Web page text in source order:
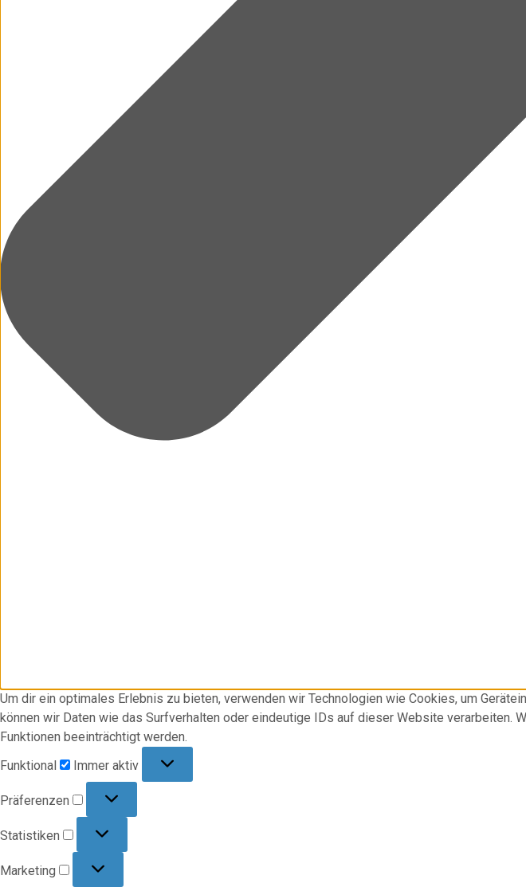
Um dir ein optimales Erlebnis zu bieten, verwenden wir Technologien wie Cookies, um
können wir Daten wie das Surfverhalten oder eindeutige IDs auf dieser Website
Funktionen beeinträchtigt werden.
Funktional
Immer aktiv
Präferenzen
Statistiken
Marketing